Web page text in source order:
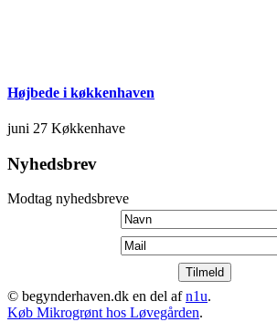
Højbede i køkkenhaven
juni 27 Køkkenhave
Nyhedsbrev
Modtag nyhedsbreve
© begynderhaven.dk en del afn1u.
Køb Mikrogrønt hos Løvegården.